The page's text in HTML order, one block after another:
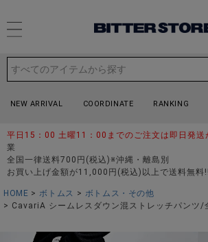
NEW ARRIVAL COORDINATE RANKING
平日15：00 土曜11：00までのご注文は即日発送
業
全国一律送料700円(税込)※沖縄・離島別
お買い上げ金額が11,000円(税込)以上で送料無料!!
HOME ボトムス
ボトムス・その他
CavariA シームレスダウン混ストレッチパンツ/